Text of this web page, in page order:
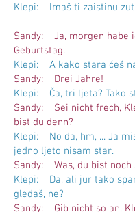
Klepi: Imaš ti zaistinu
Sandy: Ja, morgen habe
Geburtstag.
Klepi: A kako stara ćeš
Sandy: Drei Jahre!
Klepi: Ča, tri ljeta? Tako
Sandy: Sei nicht frech,
bist du denn?
Klepi: No da, hm, ... Ja
jedno ljeto nisam star.
Sandy: Was, du bist noch
Klepi: Da, ali jur tako
gledaš, ne?
Sandy: Gib nicht so an,